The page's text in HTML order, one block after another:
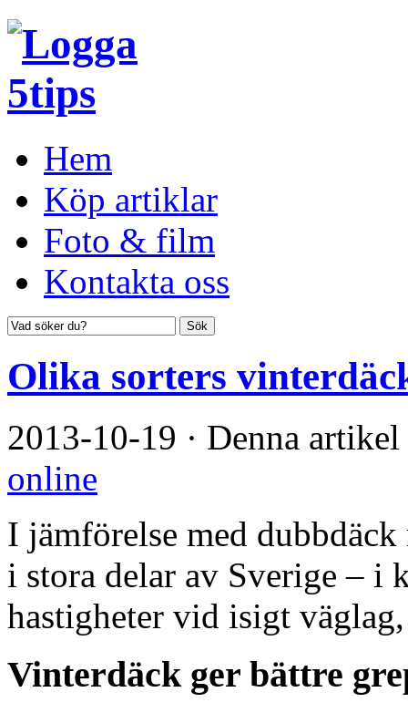
Hem
Köp artiklar
Foto & film
Kontakta oss
Olika sorters
2013-10-19 · Denna
online
I jämförelse med
i stora delar av Sverige – i
hastigheter vid isigt
Vinterdäck ger bättre